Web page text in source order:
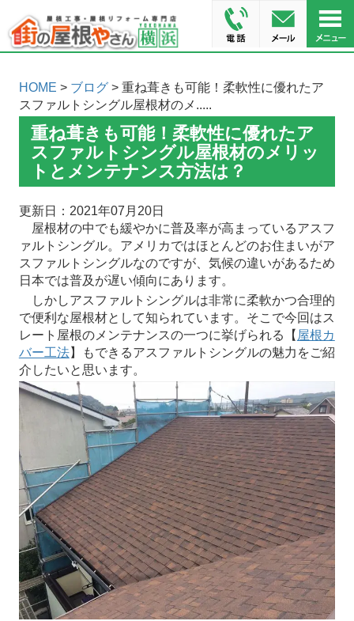
HOME > ブログ> 重ね葺きも可能！柔軟性に優れたア
スファルトシングル屋根材のメ.....
重ね葺きも可能！柔軟性に優れたア
スファルトシングル屋根材のメリッ
トとメンテナンス方法は？
更新日：2021年07月20日
屋根材の中でも緩やかに普及率が高まっているアスフ
ァルトシングル。アメリカではほとんどのお住まいがア
スファルトシングルなのですが、気候の違いがあるため
日本では普及が遅い傾向にあります。
しかしアスファルトシングルは非常に柔軟かつ合理的
で便利な屋根材として知られています。そこで今回はス
レート屋根のメンテナンスの一つに挙げられる【 屋根カ
バー工法】もできるアスファルトシングルの魅力をご紹
介したいと思います。